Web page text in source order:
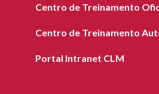
Centro de Treinamento
Centro de Treinamento
Portal Intranet CLM